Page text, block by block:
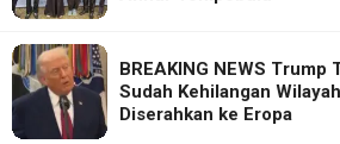
BREAKING NEWS Trump
Sudah Kehilangan
Diserahkan ke Eropa